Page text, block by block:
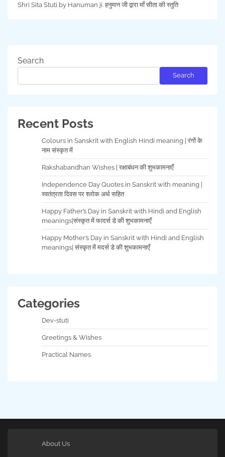
Shri Sita Stuti by Hanuman ji. हनुमान जी द्वारा माँ सीता की स्तुति
Search
Search
Recent Posts
Colours in Sanskrit with English Hindi meaning | रंगों के
नाम संस्कृत में
Rakshabandhan Wishes | रक्षाबंधन की शुभकामनाएँ
Independence Day Quotes in Sanskrit with meaning |
स्वतंत्रता दिवस पर श्लोक अर्थ सहित
Happy Father’s Day in Sanskrit with Hindi and English
meanings|संस्कृत में फादर्स डे की शुभकामनाएँ
Happy Mother’s Day in Sanskrit with Hindi and English
meanings| संस्कृत में मदर्स डे की शुभकामनाएँ
Categories
Dev-stuti
Greetings & Wishes
Practical Names
About Us